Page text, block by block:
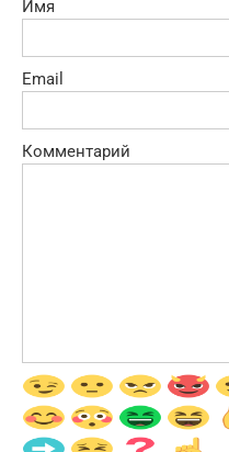
Имя
Email
Комментарий